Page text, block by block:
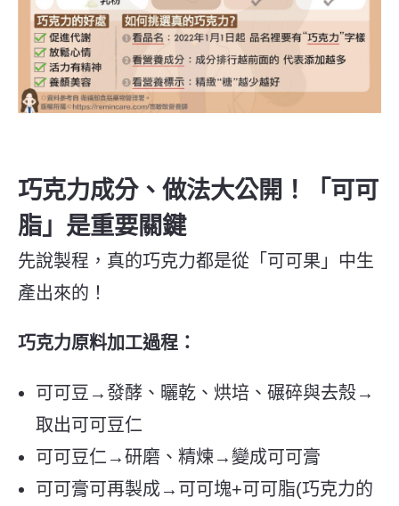
巧克力成分、做法大公開！「可可
脂」是重要關鍵
先說製程，真的巧克力都是從「可可果」中生
產出來的！
巧克力原料加工過程：
可可豆→發酵、曬乾、烘培、碾碎與去殼→
取出可可豆仁
可可豆仁→研磨、精煉→變成可可膏
可可膏可再製成→可可塊+可可脂(巧克力的